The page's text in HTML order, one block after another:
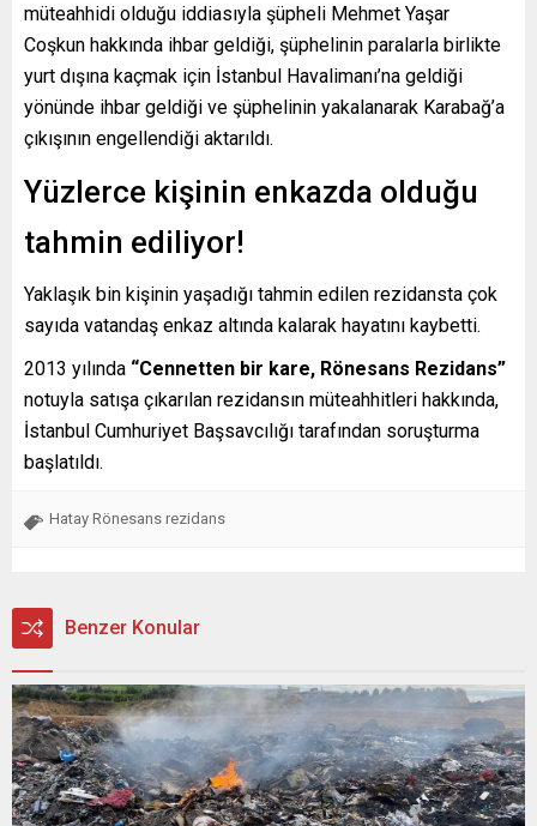
müteahhidi olduğu iddiasıyla şüpheli Mehmet Yaşar
Coşkun hakkında ihbar geldiği, şüphelinin paralarla birlikte
yurt dışına kaçmak için İstanbul Havalimanı’na geldiği
yönünde ihbar geldiği ve şüphelinin yakalanarak Karabağ’a
çıkışının engellendiği aktarıldı.
Yüzlerce kişinin enkazda olduğu
tahmin ediliyor!
Yaklaşık bin kişinin yaşadığı tahmin edilen rezidansta çok
sayıda vatandaş enkaz altında kalarak hayatını kaybetti.
2013 yılında “Cennetten bir kare, Rönesans Rezidans”
notuyla satışa çıkarılan rezidansın müteahhitleri hakkında,
İstanbul Cumhuriyet Başsavcılığı tarafından soruşturma
başlatıldı.
Hatay Rönesans rezidans
Benzer Konular